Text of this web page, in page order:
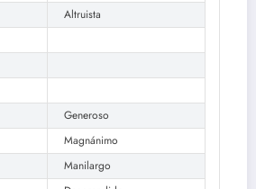
Altruista
Generoso
Magnánimo
Manilargo